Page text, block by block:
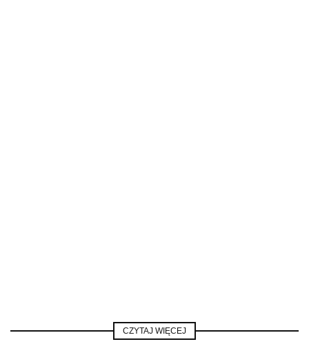
CZYTAJ WIĘCEJ